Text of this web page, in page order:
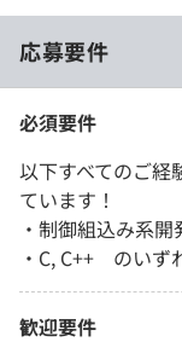
応募要件
必須要件
以下すべてのご経
ています！
・制御組込み系
・C, C++ のい
歓迎要件